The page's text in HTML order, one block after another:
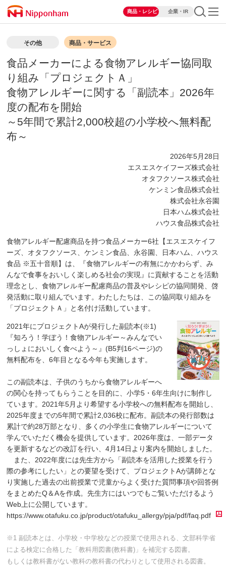
商品・レシピ 企業・IR
その他 商品・サービス
食品メーカーによる食物アレルギー協同取
り組み「プロジェクトＡ」
食物アレルギーに関する「副読本」2026年
度の配布を開始
～5年間で累計2,000校超の小学校へ無料配
布～
2026年5月28日
エスエスケイフーズ株式会社
オタフクソース株式会社
ケンミン食品株式会社
株式会社永谷園
日本ハム株式会社
ハウス食品株式会社
食物アレルギー配慮商品を持つ食品メーカー6社【エスエスケイフ
ーズ、オタフクソース、ケンミン食品、永谷園、日本ハム、ハウス
食品 ※五十音順】は、『食物アレルギーの有無にかかわらず、み
んなで食事をおいしく楽しめる社会の実現』に貢献することを活動
理念とし、食物アレルギー配慮商品の普及やレシピの協同開発、啓
発活動に取り組んでいます。わたしたちは、この協同取り組みを
「プロジェクトＡ」と名付け活動しています。
2021年にプロジェクトAが発行した副読本(※1)
『知ろう！学ぼう！食物アレルギー～みんなでい
っしょにおいしく食べよう～』(B5判16ページ)の
無料配布を、6年目となる今年も実施します。
この副読本は、子供のうちから食物アレルギーへ
の関心を持ってもらうことを目的に、小学5・6年生向けに制作し
ています。2021年5月より希望する小学校への無料配布を開始し、
2025年度までの5年間で累計2,036校に配布。副読本の発行部数は
累計で約28万部となり、多くの小学生に食物アレルギーについて
学んでいただく機会を提供しています。2026年度は、一部データ
を更新するなどの改訂を行い、4月14日より案内を開始しました。
また、2022年度には先生方から「副読本を活用した授業を行う
際の参考にしたい」との要望を受けて、プロジェクトAが講師とな
り実施した過去の出前授業で児童からよく受けた質問事項や回答例
をまとめたQ＆Aを作成。先生方にはいつでもご覧いただけるよう
Web上に公開しています。
https://www.otafuku.co.jp/product/otafuku_allergy/pja/pdf/faq.pdf
※1 副読本とは、小学校・中学校などの授業で使用される、文部科学省
による検定に合格した「教科用図書(教科書)」を補完する図書。
もしくは教科書がない教科の教科書の代わりとして使用される図書。